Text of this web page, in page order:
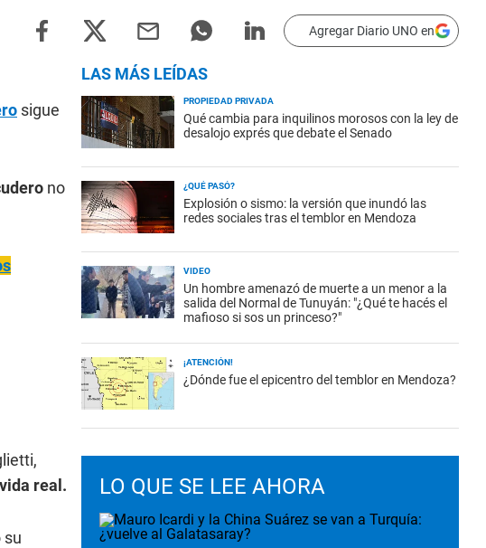
Agregar Diario UNO en
sigue
no
real.
su
LAS MÁS LEÍDAS
PROPIEDAD PRIVADA
Qué cambia para inquilinos morosos con la ley de
desalojo exprés que debate el Senado
¿QUÉ PASÓ?
Explosión o sismo: la versión que inundó las
redes sociales tras el temblor en Mendoza
VIDEO
Un hombre amenazó de muerte a un menor a la
salida del Normal de Tunuyán: "¿Qué te hacés el
mafioso si sos un princeso?"
¡ATENCIÓN!
¿Dónde fue el epicentro del temblor en Mendoza?
LO QUE SE LEE AHORA